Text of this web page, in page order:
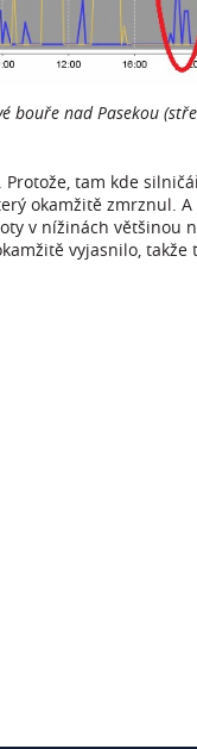
bouře nad Pasekou
Protože, tam kde
okamžitě zmrznul.
v nížinách většinou
vyjasnilo,